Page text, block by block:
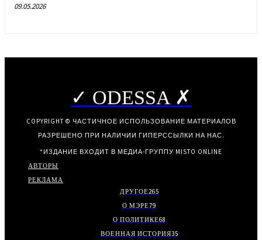
09.05.2026
✓ ODESSA ✗
COPYRIGHT © ЧАСТИЧНОЕ ИСПОЛЬЗОВАНИЕ МАТЕРИАЛОВ
РАЗРЕШЕНО ПРИ НАЛИЧИИ ГИПЕРССЫЛКИ НА НАС.
*ИЗДАНИЕ ВХОДИТ В МЕДИА-ГРУППУ MISTO ONLINE
АВТОРЫ
РЕКЛАМА
ДРУГОЕ265
О МЭРЕ79
О ПОЛИТИКЕ68
ВОЕННАЯ ИСТОРИЯ35